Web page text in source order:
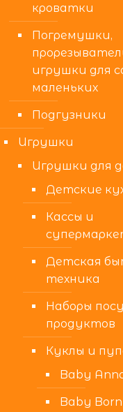
кроватки
Погремушки,
игрушки для
маленьких
Подгузники
Игрушки
Игрушки для
Детские
Кассы и
Детская
техника
Наборы
продуктов
Куклы и
Baby
Baby Born